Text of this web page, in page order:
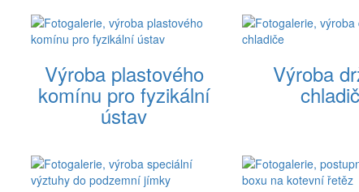
Výroba plastového
komínu pro fyzikální
ústav
Výroba